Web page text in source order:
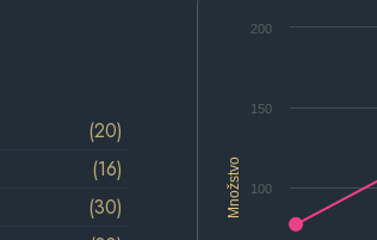
Množstvo 100
150
200
(20)
(16)
(30)